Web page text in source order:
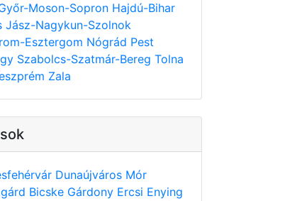
Moson-Sopron Hajdú-Bihar
Jász-Nagykun-Szolnok
Esztergom Nógrád Pest
Szabolcs-Szatmár-Bereg Tolna
Zala
Dunaújváros Mór
Bicske Gárdony Ercsi Enying